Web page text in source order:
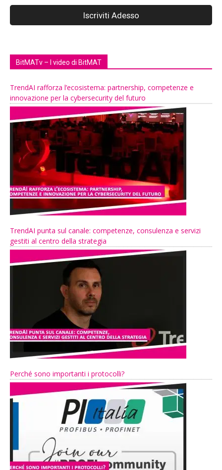
BitMATv – I video di BitMAT
TrendAI rafforza l’ecosistema: partnership, competenze e
innovazione per la cybersecurity del futuro
TrendAI punta sul canale: competenze, consulenza e servizi
gestiti al centro della strategia
Perché sono importanti i protocolli?